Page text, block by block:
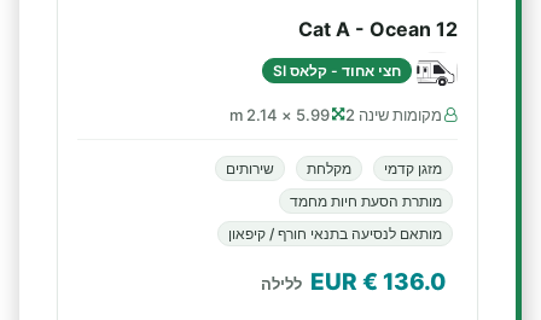
Cat A - Ocean 12
חצי אחוד - קלאס SI
מקומות שינה 2 5.99 × 2.14 m
מזגן קדמי מקלחת
שירותים
מותרת הסעת חיות מחמד
מותאם לנסיעה בתנאי חורף / קיפאון
136.0
€ EUR ללילה